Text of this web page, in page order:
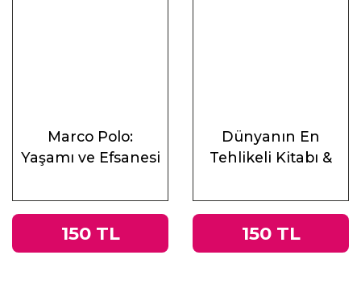
Marco Polo:
Yaşamı ve Efsanesi
150 TL
Dünyanın En
Tehlikeli Kitabı &
İmparatorluğu’ndan
Tacitus’un
150 TL